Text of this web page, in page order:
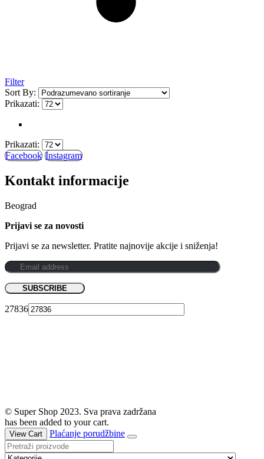
Filter
Sort By:
Prikazati:
Prikazati:
Facebook Instagram
Kontakt informacije
Beograd
Prijavi se za novosti
Prijavi se za newsletter. Pratite najnovije akcije i sniženja!
27836
© Super Shop 2023. Sva prava zadržana
has been added to your cart.
View Cart Plaćanje porudžbine